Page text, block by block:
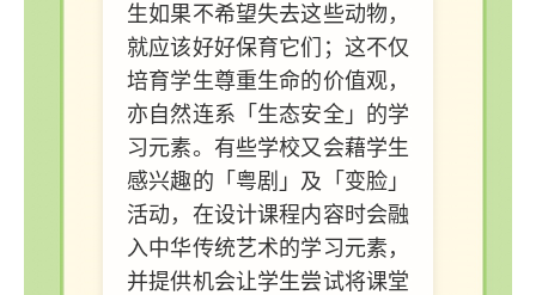
生如果不希望失去这些动物，
就应该好好保育它们；这不仅
培育学生尊重生命的价值观，
亦自然连系「生态安全」的学
习元素。有些学校又会藉学生
感兴趣的「粤剧」及「变脸」
活动，在设计课程内容时会融
入中华传统艺术的学习元素，
并提供机会让学生尝试将课堂